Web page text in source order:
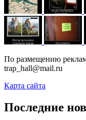
По размещению
trap_hall@mail.ru
Карта сайта
Последние